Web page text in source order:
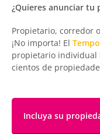
¿Quieres anunciar tu
Propietario, corredor
¡No importa! El
propietario individual
cientos de
Incluya su